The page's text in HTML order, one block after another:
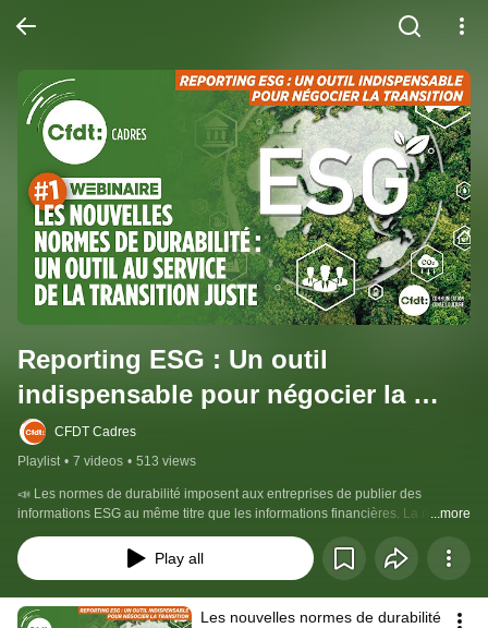
Reporting ESG : Un outil
indispensable pour négocier la
transition
CFDT Cadres
Playlist • 7 videos • 513 views
📣 Les normes de durabilité imposent aux entreprises de publier des
informations ESG au même titre que les informations financières. La notion
de « durabilité » renvoie à une nouvelle conception de l’entreprise orientée
vers le moyen et le long terme, inclusive, et qui prend en compte le devenir
de la planère et les intérêts des parties prenantes.
...more
Play all
Les nouvelles normes de durabilité